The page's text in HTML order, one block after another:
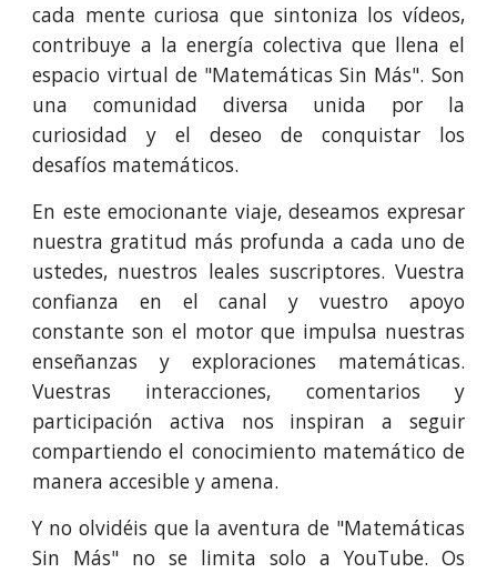
cada mente curiosa que sintoniza los vídeos,
contribuye a la energía colectiva que llena el
espacio virtual de "Matemáticas Sin Más". Son
una comunidad diversa unida por la
curiosidad y el deseo de conquistar los
desafíos matemáticos.
En este emocionante viaje, deseamos expresar
nuestra gratitud más profunda a cada uno de
ustedes, nuestros leales suscriptores. Vuestra
confianza en el canal y vuestro apoyo
constante son el motor que impulsa nuestras
enseñanzas y exploraciones matemáticas.
Vuestras interacciones, comentarios y
participación activa nos inspiran a seguir
compartiendo el conocimiento matemático de
manera accesible y amena.
Y no olvidéis que la aventura de "Matemáticas
Sin Más" no se limita solo a YouTube. Os